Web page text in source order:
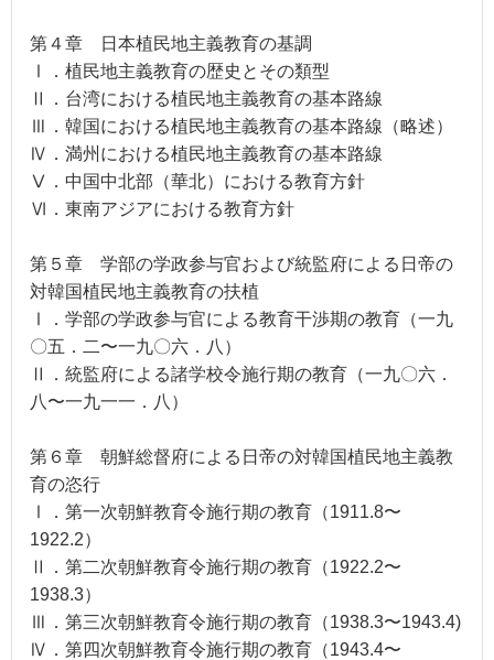
第４章 日本植民地主義教育の基調
Ⅰ．植民地主義教育の歴史とその類型
Ⅱ．台湾における植民地主義教育の基本路線
Ⅲ．韓国における植民地主義教育の基本路線（略述）
Ⅳ．満州における植民地主義教育の基本路線
Ⅴ．中国中北部（華北）における教育方針
Ⅵ．東南アジアにおける教育方針
第５章 学部の学政参与官および統監府による日帝の
対韓国植民地主義教育の扶植
Ⅰ．学部の学政参与官による教育干渉期の教育（一九
〇五．二〜一九〇六．八）
Ⅱ．統監府による諸学校令施行期の教育（一九〇六．
八〜一九一一．八）
第６章 朝鮮総督府による日帝の対韓国植民地主義教
育の恣行
Ⅰ．第一次朝鮮教育令施行期の教育（1911.8〜
1922.2）
Ⅱ．第二次朝鮮教育令施行期の教育（1922.2〜
1938.3）
Ⅲ．第三次朝鮮教育令施行期の教育（1938.3〜1943.4)
Ⅳ．第四次朝鮮教育令施行期の教育（1943.4〜